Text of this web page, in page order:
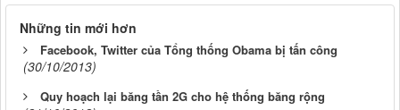
Những tin mới hơn
Facebook, Twitter của Tổng thống Obama bị tấn công
(30/10/2013)
Quy hoạch lại băng tần 2G cho hệ thống băng rộng